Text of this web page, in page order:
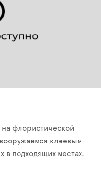
флористической
клеевым
в подходящих местах.